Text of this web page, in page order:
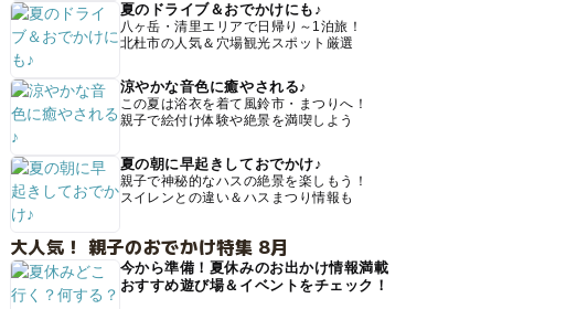
夏のドライブ＆おでかけにも♪
八ヶ岳・清里エリアで日帰り～1泊旅！
北杜市の人気＆穴場観光スポット厳選
涼やかな音色に癒やされる♪
この夏は浴衣を着て風鈴市・まつりへ！
親子で絵付け体験や絶景を満喫しよう
夏の朝に早起きしておでかけ♪
親子で神秘的なハスの絶景を楽しもう！
スイレンとの違い＆ハスまつり情報も
大人気！ 親子のおでかけ特集 8月
今から準備！夏休みのお出かけ情報満載
おすすめ遊び場＆イベントをチェック！